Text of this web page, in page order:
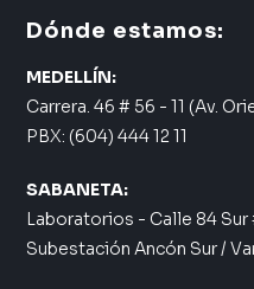
Dónde estamos:
MEDELLÍN:
Carrera. 46 # 56 - 11 (Av.
PBX: (604) 444 12 11
SABANETA:
Laboratorios - Calle 84 Sur
Subestación Ancón Sur /